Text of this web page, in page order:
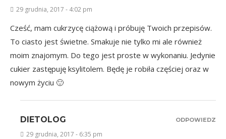
29 grudnia, 2017 - 4:02 pm
Cześć, mam cukrzycę ciążową i próbuję Twoich przepisów.
To ciasto jest świetne. Smakuje nie tylko mi ale również
moim znajomym. Do tego jest proste w wykonaniu. Jedynie
cukier zastępuję ksylitolem. Będę je robiła częściej oraz w
nowym życiu 🙂
DIETOLOG
29 grudnia, 2017 - 6:35 pm
ODPOWIEDZ